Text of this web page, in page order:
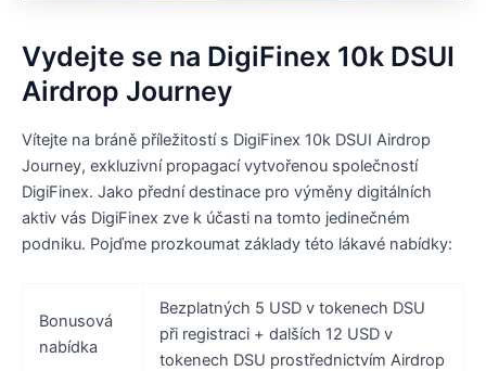
Vydejte se na DigiFinex 10k DSUI
Airdrop Journey
Vítejte na bráně příležitostí s DigiFinex 10k DSUI Airdrop
Journey, exkluzivní propagací vytvořenou společností
DigiFinex. Jako přední destinace pro výměny digitálních
aktiv vás DigiFinex zve k účasti na tomto jedinečném
podniku. Pojďme prozkoumat základy této lákavé nabídky:
Bonusová
nabídka
Bezplatných 5 USD v tokenech DSU
při registraci + dalších 12 USD v
tokenech DSU prostřednictvím Airdrop